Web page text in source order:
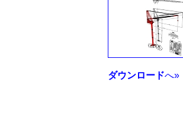
ダウンロードへ»